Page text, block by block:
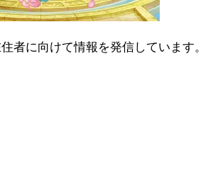
者に向けて情報を発信しています。